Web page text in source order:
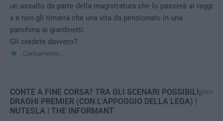
un assalto da parte della magistratura che lo passerà ai raggi
x e non gli rimarrà che una vita da pensionato in una
panchina ai giardinetti.
Gli credete davvero?
Caricamento...
CONTE A FINE CORSA? TRA GLI SCENARI POSSIBILI,
DRAGHI PREMIER (CON L'APPOGGIO DELLA LEGA) |
NUTESLA | THE INFORMANT
REPLY